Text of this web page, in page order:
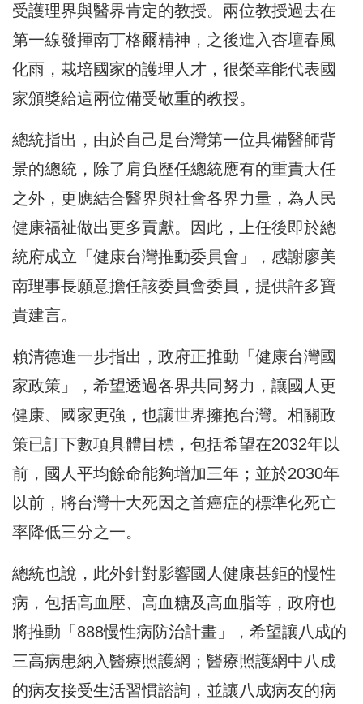
受護理界與醫界肯定的教授。兩位教授過去在
第一線發揮南丁格爾精神，之後進入杏壇春風
化雨，栽培國家的護理人才，很榮幸能代表國
家頒獎給這兩位備受敬重的教授。
總統指出，由於自己是台灣第一位具備醫師背
景的總統，除了肩負歷任總統應有的重責大任
之外，更應結合醫界與社會各界力量，為人民
健康福祉做出更多貢獻。因此，上任後即於總
統府成立「健康台灣推動委員會」，感謝廖美
南理事長願意擔任該委員會委員，提供許多寶
貴建言。
賴清德進一步指出，政府正推動「健康台灣國
家政策」，希望透過各界共同努力，讓國人更
健康、國家更強，也讓世界擁抱台灣。相關政
策已訂下數項具體目標，包括希望在2032年以
前，國人平均餘命能夠增加三年；並於2030年
以前，將台灣十大死因之首癌症的標準化死亡
率降低三分之一。
總統也說，此外針對影響國人健康甚鉅的慢性
病，包括高血壓、高血糖及高血脂等，政府也
將推動「888慢性病防治計畫」，希望讓八成的
三高病患納入醫療照護網；醫療照護網中八成
的病友接受生活習慣諮詢，並讓八成病友的病